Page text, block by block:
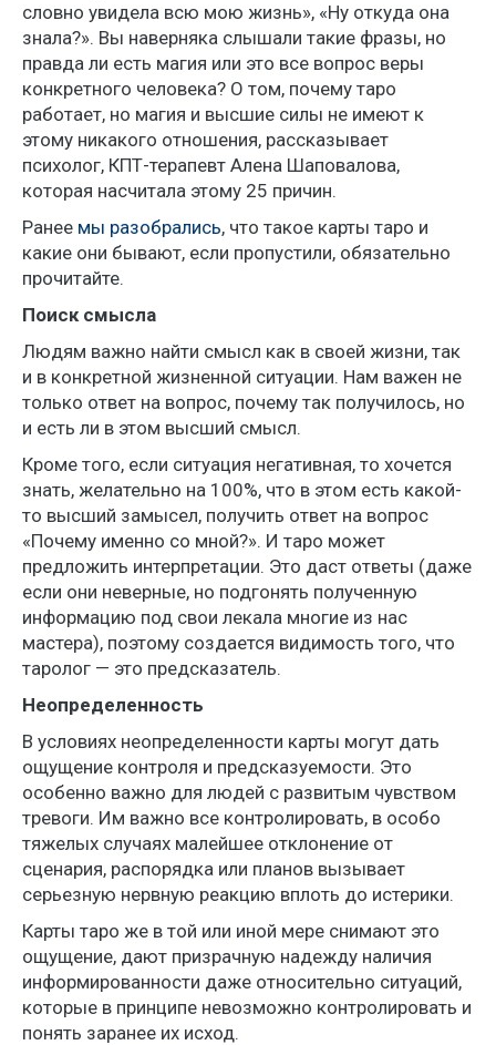
словно увидела всю мою жизнь», «Ну откуда она
знала?». Вы наверняка слышали такие фразы, но
правда ли есть магия или это все вопрос веры
конкретного человека? О том, почему таро
работает, но магия и высшие силы не имеют к
этому никакого отношения, рассказывает
психолог, КПТ-терапевт Алена Шаповалова,
которая насчитала этому 25 причин.
Ранее мы разобрались, что такое карты таро и
какие они бывают, если пропустили, обязательно
прочитайте.
Поиск смысла
Людям важно найти смысл как в своей жизни, так
и в конкретной жизненной ситуации. Нам важен не
только ответ на вопрос, почему так получилось, но
и есть ли в этом высший смысл.
Кроме того, если ситуация негативная, то хочется
знать, желательно на 100%, что в этом есть какой-
то высший замысел, получить ответ на вопрос
«Почему именно со мной?». И таро может
предложить интерпретации. Это даст ответы (даже
если они неверные, но подгонять полученную
информацию под свои лекала многие из нас
мастера), поэтому создается видимость того, что
таролог — это предсказатель.
Неопределенность
В условиях неопределенности карты могут дать
ощущение контроля и предсказуемости. Это
особенно важно для людей с развитым чувством
тревоги. Им важно все контролировать, в особо
тяжелых случаях малейшее отклонение от
сценария, распорядка или планов вызывает
серьезную нервную реакцию вплоть до истерики.
Карты таро же в той или иной мере снимают это
ощущение, дают призрачную надежду наличия
информированности даже относительно ситуаций,
которые в принципе невозможно контролировать и
понять заранее их исход.